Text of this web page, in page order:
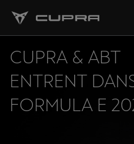
CUPRA & ABT
ENTRENT
FORMULA E